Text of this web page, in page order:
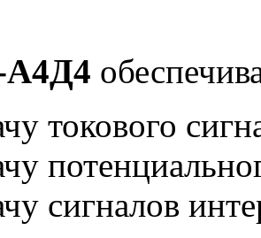
токового
сигналов